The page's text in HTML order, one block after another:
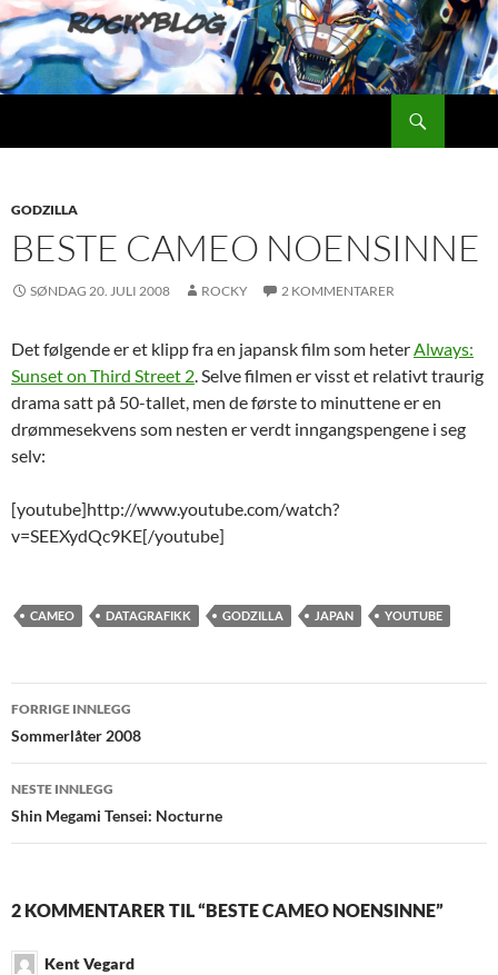
Hopp
til
innhold
GODZILLA
BESTE CAMEO NOENSINNE
SØNDAG 20. JULI 2008 ROCKY 2 KOMMENTARER
Det følgende er et klipp fra en japansk film som heterAlways:
Sunset on Third Street 2. Selve filmen er visst et relativt traurig
drama satt på 50-tallet, men de første to minuttene er en
drømmesekvens som nesten er verdt inngangspengene i seg
selv:
[youtube]http://www.youtube.com/watch?
v=SEEXydQc9KE[/youtube]
CAMEO DATAGRAFIKK GODZILLA JAPAN YOUTUBE
Innleggsnavigasjon
FORRIGE INNLEGG
Sommerlåter 2008
NESTE INNLEGG
Shin Megami Tensei: Nocturne
2 KOMMENTARER TIL “BESTE CAMEO NOENSINNE”
Kent Vegard